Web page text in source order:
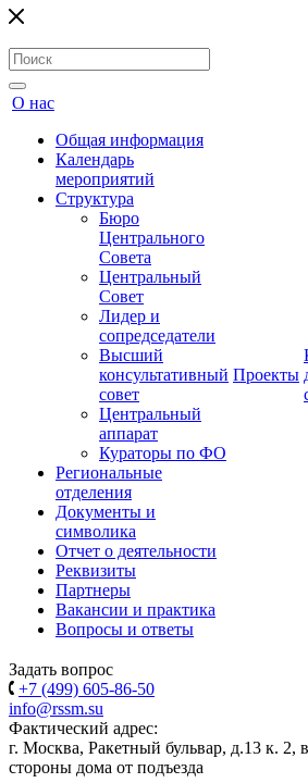
О нас
Общая информация
Календарь
мероприятий
Структура
Бюро
Центрального
Совета
Центральный
Совет
Лидер и
сопредседатели
Высший
консультативный
совет
Центральный
аппарат
Кураторы по ФО
Региональные
отделения
Документы и
символика
Отчет о деятельности
Реквизиты
Партнеры
Вакансии и практика
Вопросы и ответы
Проекты
Задать вопрос
+7 (499) 605-86-50
info@rssm.su
Фактический адрес:
г. Москва, Ракетный бульвар, д.13 к. 2,
стороны дома от подъезда